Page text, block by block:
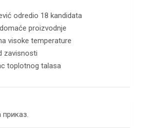
odredio 18 kandidata
proizvodnje
visoke temperature
zavisnosti
toplotnog talasa